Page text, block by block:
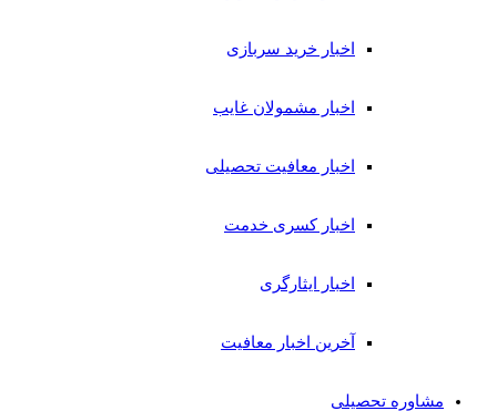
اخبار خرید سربازی
اخبار مشمولان غایب
اخبار معافیت تحصیلی
اخبار کسری خدمت
اخبار ایثارگری
آخرین اخبار معافیت
مشاوره تحصیلی